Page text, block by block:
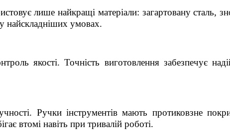
лише найкращі матеріали: загартовану сталь,
найскладніших умовах.
якості. Точність виготовлення забезпечує
Ручки інструментів мають протиковзне
втомі навіть при тривалій роботі.